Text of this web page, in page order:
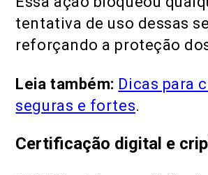
tentativa de uso dessas
reforçando a proteção
Leia também: Dicas para
seguras e fortes.
Certificação digital e